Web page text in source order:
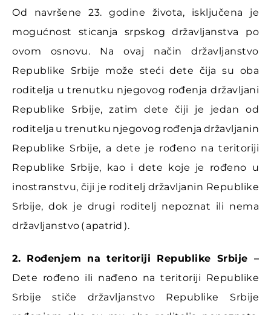
Od navršene 23. godine života, isključena je
mogućnost sticanja srpskog državljanstva po
ovom osnovu. Na ovaj način državljanstvo
Republike Srbije može steći dete čija su oba
roditelja u trenutku njegovog rođenja državljani
Republike Srbije, zatim dete čiji je jedan od
roditelja u trenutku njegovog rođenja državljanin
Republike Srbije, a dete je rođeno na teritoriji
Republike Srbije, kao i dete koje je rođeno u
inostranstvu, čiji je roditelj državljanin Republike
Srbije, dok je drugi roditelj nepoznat ili nema
državljanstvo ( apatrid ).
2. Rođenjem na teritoriji Republike Srbije –
Dete rođeno ili nađeno na teritoriji Republike
Srbije stiče državljanstvo Republike Srbije